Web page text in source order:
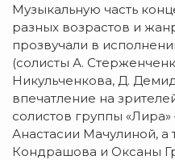
Музыкальную часть
разных возрастов и
прозвучали в
(солисты А.
Никульченкова, Д.
впечатление на
солистов группы
Анастасии Мачулиной, а
Кондрашова и Оксаны